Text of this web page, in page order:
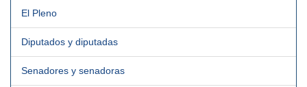
El Pleno
Diputados y diputadas
Senadores y senadoras